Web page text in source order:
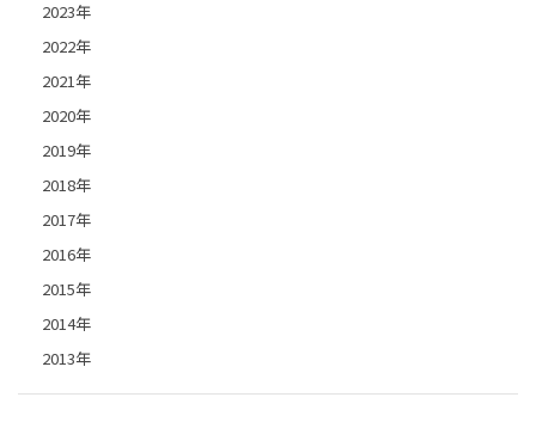
2023年
2022年
2021年
2020年
2019年
2018年
2017年
2016年
2015年
2014年
2013年